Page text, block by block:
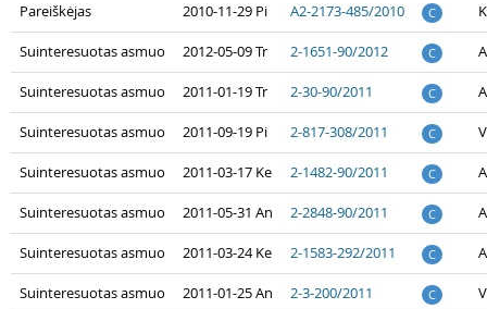
Pareiškėjas 2010-11-29 Pi A2-2173-485/2010 C
Suinteresuotas asmuo 2012-05-09 Tr 2-1651-90/2012 C
Suinteresuotas asmuo 2011-01-19 Tr 2-30-90/2011 C
Suinteresuotas asmuo 2011-09-19 Pi 2-817-308/2011 C
Suinteresuotas asmuo 2011-03-17 Ke 2-1482-90/2011 C
Suinteresuotas asmuo 2011-05-31 An 2-2848-90/2011 C
Suinteresuotas asmuo 2011-03-24 Ke 2-1583-292/2011 C
Suinteresuotas asmuo 2011-01-25 An 2-3-200/2011 C